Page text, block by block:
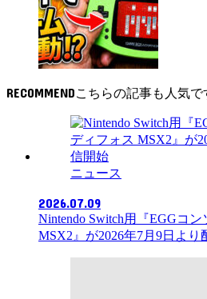
RECOMMEND
ニュース
2026.07.09
Nintendo Switch用『EGGコ
MSX2』が2026年7月9日より